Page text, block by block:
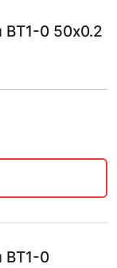
ВТ1-0 50х0.2
ВТ1-0